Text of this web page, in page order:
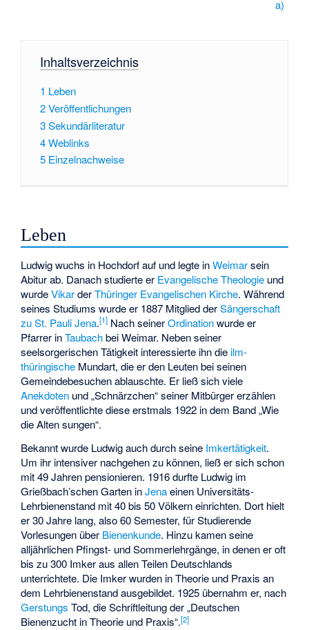
a)
Inhaltsverzeichnis
1 Leben
2Veröffentlichungen
3Sekundärliteratur
4Weblinks
5 Einzelnachweise
Leben
Ludwig wuchs in Hochdorf auf und legte inWeimarsein
Abitur ab. Danach studierte er Evangelische Theologie und
wurdeVikarderThüringer Evangelischen Kirche. Während
seines Studiums wurde er 1887 Mitglied derSängerschaft
zu St. Pauli Jena.[1] Nach seinerOrdinationwurde er
Pfarrer inTaubachbei Weimar. Neben seiner
seelsorgerischen Tätigkeit interessierte ihn die ilm-
thüringische Mundart, die er den Leuten bei seinen
Gemeindebesuchen ablauschte. Er ließ sich viele
Anekdoten und „Schnärzchen“ seiner Mitbürger erzählen
und veröffentlichte diese erstmals 1922 in dem Band „Wie
die Alten sungen“.
Bekannt wurde Ludwig auch durch seine Imkertätigkeit.
Um ihr intensiver nachgehen zu können, ließ er sich schon
mit 49 Jahren pensionieren. 1916 durfte Ludwig im
Grießbach’schen Garten inJenaeinen Universitäts-
Lehrbienenstand mit 40 bis 50 Völkern einrichten. Dort hielt
er 30 Jahre lang, also 60 Semester, für Studierende
Vorlesungen über Bienenkunde. Hinzu kamen seine
alljährlichen Pfingst- und Sommerlehrgänge, in denen er oft
bis zu 300 Imker aus allen Teilen Deutschlands
unterrichtete. Die Imker wurden in Theorie und Praxis an
dem Lehrbienenstand ausgebildet. 1925 übernahm er, nach
Gerstungs Tod, die Schriftleitung der „Deutschen
Bienenzucht in Theorie und Praxis“.[2]